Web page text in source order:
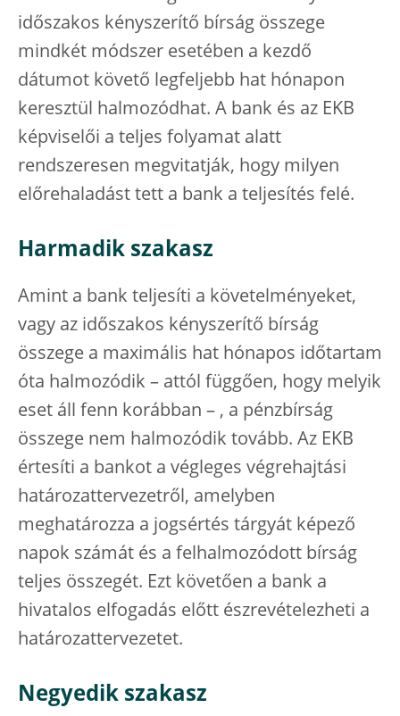
időszakos kényszerítő bírság összege
mindkét módszer esetében a kezdő
dátumot követő legfeljebb hat hónapon
keresztül halmozódhat. A bank és az EKB
képviselői a teljes folyamat alatt
rendszeresen megvitatják, hogy milyen
előrehaladást tett a bank a teljesítés felé.
Harmadik szakasz
Amint a bank teljesíti a követelményeket,
vagy az időszakos kényszerítő bírság
összege a maximális hat hónapos időtartam
óta halmozódik – attól függően, hogy melyik
eset áll fenn korábban – , a pénzbírság
összege nem halmozódik tovább. Az EKB
értesíti a bankot a végleges végrehajtási
határozattervezetről, amelyben
meghatározza a jogsértés tárgyát képező
napok számát és a felhalmozódott bírság
teljes összegét. Ezt követően a bank a
hivatalos elfogadás előtt észrevételezheti a
határozattervezetet.
Negyedik szakasz